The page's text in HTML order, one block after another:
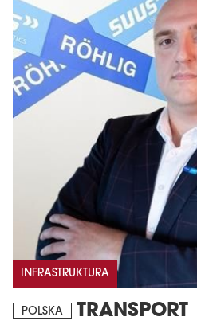
INFRASTRUKTURA
POLSKA
TRANSPORT